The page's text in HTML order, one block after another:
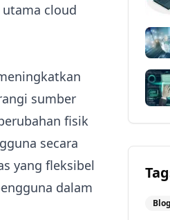
cloud
sumber
fisik
secara
yang fleksibel
dalam
Blog